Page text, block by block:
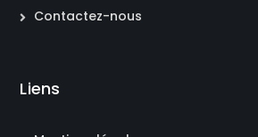
Contactez-nous
Liens